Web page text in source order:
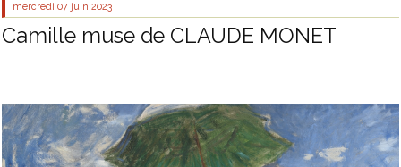
mercredi 07 juin 2023
Camille muse de CLAUDE MONET